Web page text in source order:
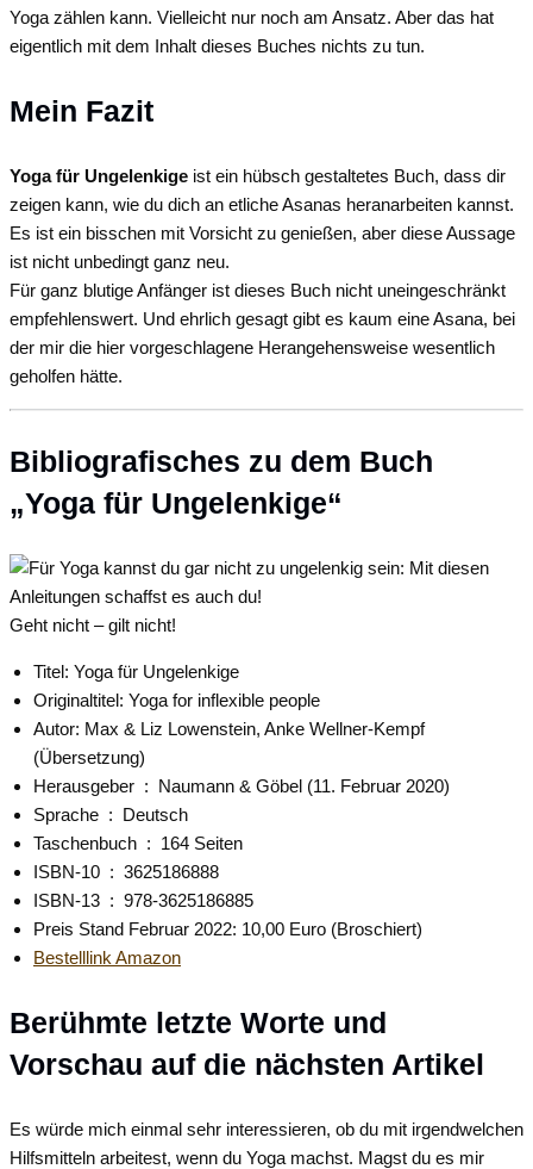
Yoga zählen kann. Vielleicht nur noch am Ansatz. Aber das hat
eigentlich mit dem Inhalt dieses Buches nichts zu tun.
Mein Fazit
Yoga für Ungelenkige ist ein hübsch gestaltetes Buch, dass dir
zeigen kann, wie du dich an etliche Asanas heranarbeiten kannst.
Es ist ein bisschen mit Vorsicht zu genießen, aber diese Aussage
ist nicht unbedingt ganz neu.
Für ganz blutige Anfänger ist dieses Buch nicht uneingeschränkt
empfehlenswert. Und ehrlich gesagt gibt es kaum eine Asana, bei
der mir die hier vorgeschlagene Herangehensweise wesentlich
geholfen hätte.
Bibliografisches zu dem Buch
„Yoga für Ungelenkige“
Geht nicht – gilt nicht!
Titel: Yoga für Ungelenkige
Originaltitel: Yoga for inflexible people
Autor: Max & Liz Lowenstein, Anke Wellner-Kempf
(Übersetzung)
Herausgeber ‏ : ‎ Naumann & Göbel (11. Februar 2020)
Sprache ‏ : ‎ Deutsch
Taschenbuch ‏ : ‎ 164 Seiten
ISBN-10 ‏ : ‎ 3625186888
ISBN-13 ‏ : ‎ 978-3625186885
Preis Stand Februar 2022: 10,00 Euro (Broschiert)
Bestelllink Amazon
Berühmte letzte Worte und
Vorschau auf die nächsten Artikel
Es würde mich einmal sehr interessieren, ob du mit irgendwelchen
Hilfsmitteln arbeitest, wenn du Yoga machst. Magst du es mir